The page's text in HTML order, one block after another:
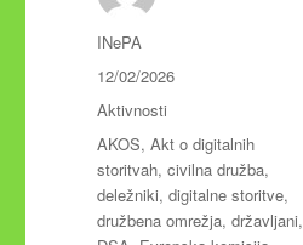
Avtor
INePA
Objavljeno
dne
12/02/2026
Kategorije
Aktivnosti
Oznake
AKOS,Akt o digitalnih
storitvah,civilna družba,
deležniki,digitalne storitve,
družbena omrežja,državljani,